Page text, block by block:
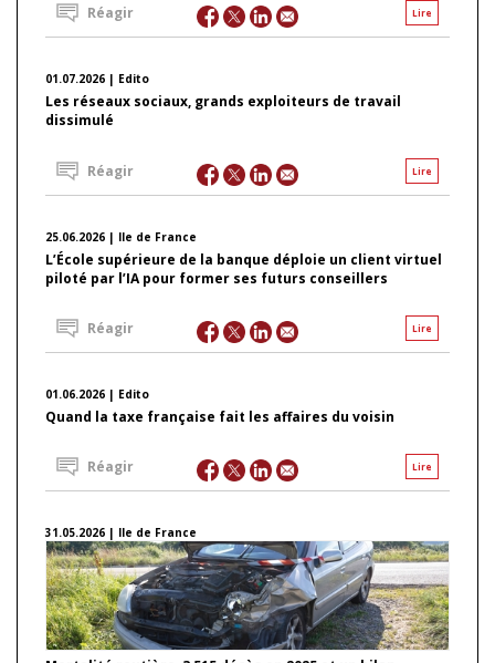
Lire
Réagir
01.07.2026 | Edito
Les réseaux sociaux, grands exploiteurs de travail
dissimulé
Lire
Réagir
25.06.2026 | Ile de France
L’École supérieure de la banque déploie un client virtuel
piloté par l’IA pour former ses futurs conseillers
Lire
Réagir
01.06.2026 | Edito
Quand la taxe française fait les affaires du voisin
Lire
Réagir
31.05.2026 | Ile de France